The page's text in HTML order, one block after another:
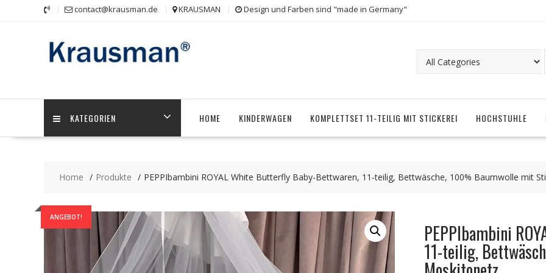
contact@krausman.de KRAUSMAN Design und Farben sind "made in Germany"
KATEGORIEN HOME KINDERWAGEN KOMPLETTSET 11-TEILIG MIT STICKEREI HOCHSTUHLE
Home Produkte PEPPIbambini ROYAL White Butterfly Baby-Bettwaren, 11-teilig, Bettwäsche, 100% Baumwolle mit
ANGEBOT!
PEPPIbambini
11-teilig,